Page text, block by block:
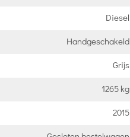
Diesel
Handgeschakeld
Grijs
1265 kg
2015